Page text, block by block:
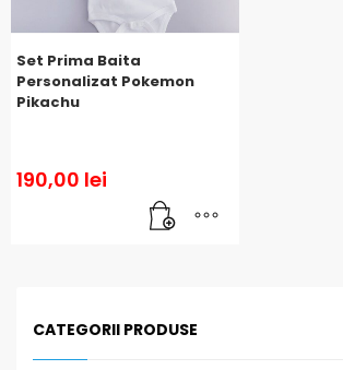
Set Prima Baita
Personalizat Pokemon
Pikachu
190,00 lei
CATEGORII PRODUSE